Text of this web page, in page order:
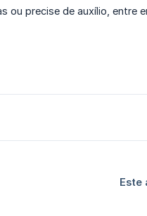
ou precise de auxílio,
Este